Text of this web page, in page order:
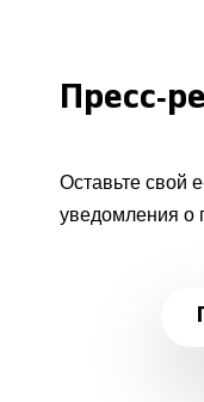
Пресс-
Оставьте свой
уведомления о